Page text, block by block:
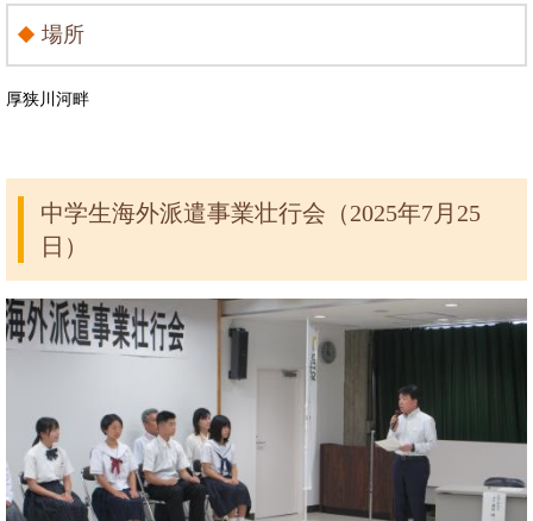
場所
厚狭川河畔
中学生海外派遣事業壮行会（2025年7月25
日）